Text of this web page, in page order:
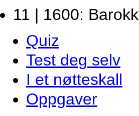
11 | 1600: Barokk
Quiz
Test deg selv
I et nøtteskall
Oppgaver